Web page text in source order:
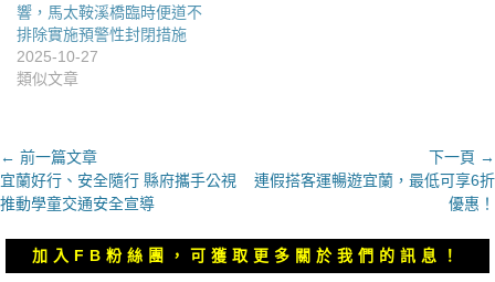
響，馬太鞍溪橋臨時便道不
排除實施預警性封閉措施
2025-10-27
類似文章
文
章
導
覽
← 前一篇文章
上
一
章：
宜蘭好行、安全隨行 縣府攜手公視
推動學童交通安全宣導
下一頁 →
下
文
章：
連假搭客運暢遊宜蘭，最低可享6折
優惠！
加入FB粉絲團，可獲取更多關於我們的訊息！